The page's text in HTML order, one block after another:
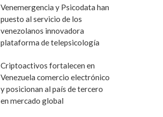
Venemergencia y Psicodata han
puesto al servicio de los
venezolanos innovadora
plataforma de telepsicología
Criptoactivos fortalecen en
Venezuela comercio electrónico
y posicionan al país de tercero
en mercado global